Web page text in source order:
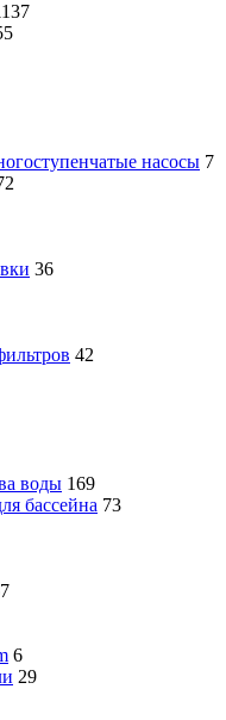
насосы 7
36
42
воды 169
бассейна 73
6
29